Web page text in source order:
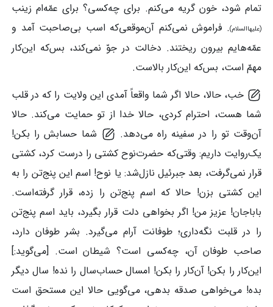
تمام شود، خون گریه می‌کنم. برای چه‌کسی؟ برای عمّه‌ام زینب
(علیهاالسلام). فراموش نمی‌کنم آن‌موقعی‌که اسب بی‌صاحبت آمد و
عمّه‌هایم بیرون ریختند. دخالت در جوّ نمی‌کند، بس‌که این‌کار
مهمّ است، بس‌که این‌کار بالاست.
خب، حالا، حالا اگر شما واقعاً آمدی این ولایت را که در قلب
شما هست، احترام کردی، حالا خدا از تو حمایت می‌کند. حالا
آن‌وقت تو را در سفینه راه می‌دهد.
شما حسابش را بکن!
یک‌روایت داریم: وقتی‌که حضرت‌نوح کشتی را درست کرد، کشتی
قرار نمی‌گرفت، بعد جبرئیل نازل‌شد: یا نوح! اسم این پنج‌تن را به
این کشتی بزن! حالا که اسم پنج‌تن را زده، قرار گرفته‌است.
باباجان! عزیز من! اگر بخواهی دلت قرار بگیرد، باید اسم پنج‌تن
را در قلبت نگه‌داری؛ طوفانت آرام می‌گیرد. بشر طوفان دارد،
صاحب طوفان آن، چه‌کسی است؟ شیطان است. [می‌گوید:]
این‌کار را بکن! آن‌کار را بکن! امسال حساب‌سال را نده! سال دیگر
بده! می‌خواهی صدقه بدهی، می‌گویی حالا این مستحق است